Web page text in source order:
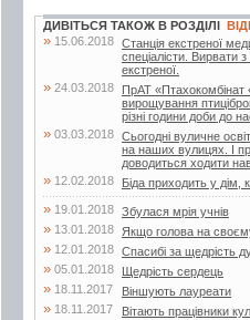
ДИВІТЬСЯ ТАКОЖ В РОЗДІЛІ
» 15.06.2018 Станція екстреної
спеціалісти. Вирвати
екстреної.
» 24.03.2018
ПрАТ «Птахокомбінат
вирощування
різні години доби до
» 03.03.2018 Сьогодні вуличне
на наших вулицях. І
доводиться ходити
» 12.02.2018 Біда приходить у дім,
» 19.01.2018 Збулася мрія учнів
» 13.01.2018 Якщо голова на
» 12.01.2018 Спасибі за щедрість
» 05.01.2018 Щедрість сердець
» 18.11.2017 Віншують лауреати
» 18.11.2017 Вітають працівники